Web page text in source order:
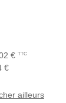
€ TTC
€
ailleurs